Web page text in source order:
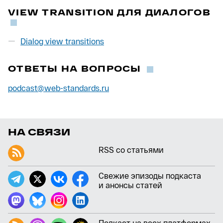
VIEW TRANSITION ДЛЯ ДИАЛОГОВ
Dialog view transitions
ОТВЕТЫ НА ВОПРОСЫ
podcast@web-standards.ru
НА СВЯЗИ
RSS со статьями
Свежие эпизоды подкаста
и анонсы статей